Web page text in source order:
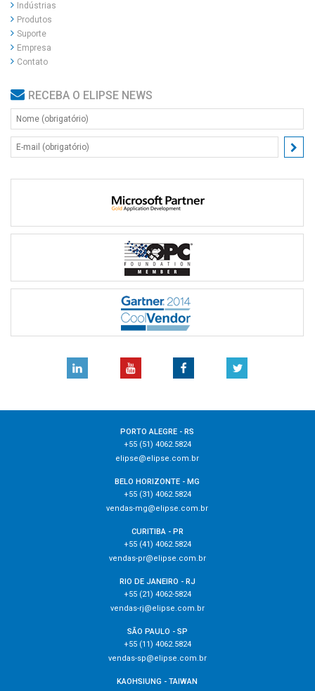
Indústrias
Produtos
Suporte
Empresa
Contato
RECEBA O ELIPSE NEWS
PORTO ALEGRE - RS
+55 (51) 4062.5824
elipse@elipse.com.br
BELO HORIZONTE - MG
+55 (31) 4062.5824
vendas-mg@elipse.com.br
CURITIBA - PR
+55 (41) 4062.5824
vendas-pr@elipse.com.br
RIO DE JANEIRO - RJ
+55 (21) 4062-5824
vendas-rj@elipse.com.br
SÃO PAULO - SP
+55 (11) 4062.5824
vendas-sp@elipse.com.br
KAOHSIUNG - TAIWAN